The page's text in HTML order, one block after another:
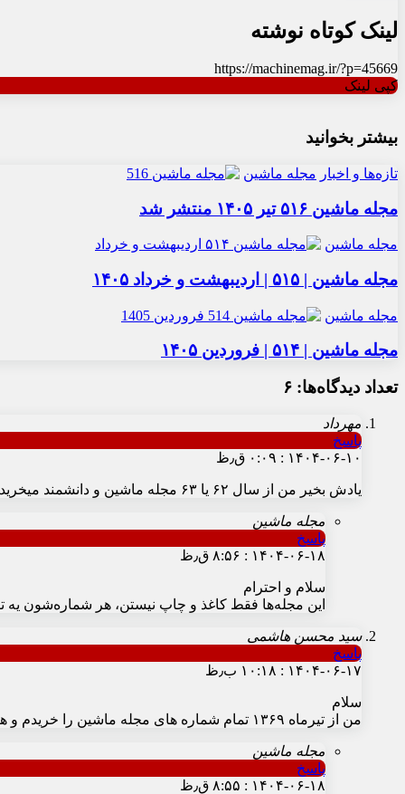
لینک کوتاه نوشته
https://machinemag.ir/?p=45669
کپی لینک
بیشتر بخوانید
تازه‌ها و اخبار مجله ماشین
مجله ماشین ۵۱۶ تیر ۱۴۰۵ منتشر شد
مجله ماشین
مجله ماشین | ۵۱۵ | اردیبهشت و خرداد ۱۴۰۵
مجله ماشین
مجله ماشین | ۵۱۴ | فروردین ۱۴۰۵
تعداد دیدگاه‌ها: ۶
مهرداد
پاسخ
۱۴۰۴-۰۶-۱۰ : ۰:۰۹ ق٫ظ
یادش بخیر من از سال ۶۲ یا ۶۳ مجله ماشین و دانشمند میخریدم و هنوز نگهشون داشتم کلی خاطره دارم ازشون
مجله ماشین
پاسخ
۱۴۰۴-۰۶-۱۸ : ۸:۵۶ ق٫ظ
سلام و احترام
این مجله‌ها فقط کاغذ و چاپ نیستن، هر شماره‌شون یه
سید محسن هاشمی
پاسخ
۱۴۰۴-۰۶-۱۷ : ۱۰:۱۸ ب٫ظ
سلام
من از تیرماه ۱۳۶۹ تمام شماره های مجله ماشین را خریدم و هنوز هم دارم میخرم و همه را هم نگهداشتم
مجله ماشین
پاسخ
۱۴۰۴-۰۶-۱۸ : ۸:۵۵ ق٫ظ